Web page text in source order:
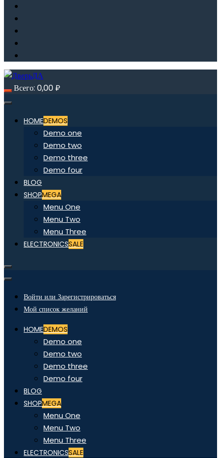
Всего: 0,00₽
HOMEDEMOS
Demo one
Demo two
Demo three
Demo four
BLOG
SHOPMEGA
Menu One
Menu Two
Menu Three
ELECTRONICSSALE
Войти или Зарегистрироваться
Мой список желаний
HOMEDEMOS
Demo one
Demo two
Demo three
Demo four
BLOG
SHOPMEGA
Menu One
Menu Two
Menu Three
ELECTRONICSSALE